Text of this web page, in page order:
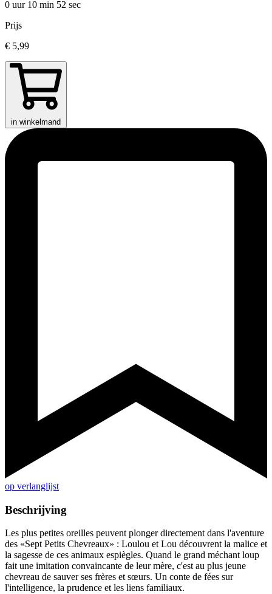
0 uur 10 min 52 sec
Prijs
€ 5,99
in winkelmand
op verlanglijst
Beschrijving
Les plus petites oreilles peuvent plonger directement dans l'aventure
des «Sept Petits Chevreaux» : Loulou et Lou découvrent la malice et
la sagesse de ces animaux espiègles. Quand le grand méchant loup
fait une imitation convaincante de leur mère, c'est au plus jeune
chevreau de sauver ses frères et sœurs. Un conte de fées sur
l'intelligence, la prudence et les liens familiaux.